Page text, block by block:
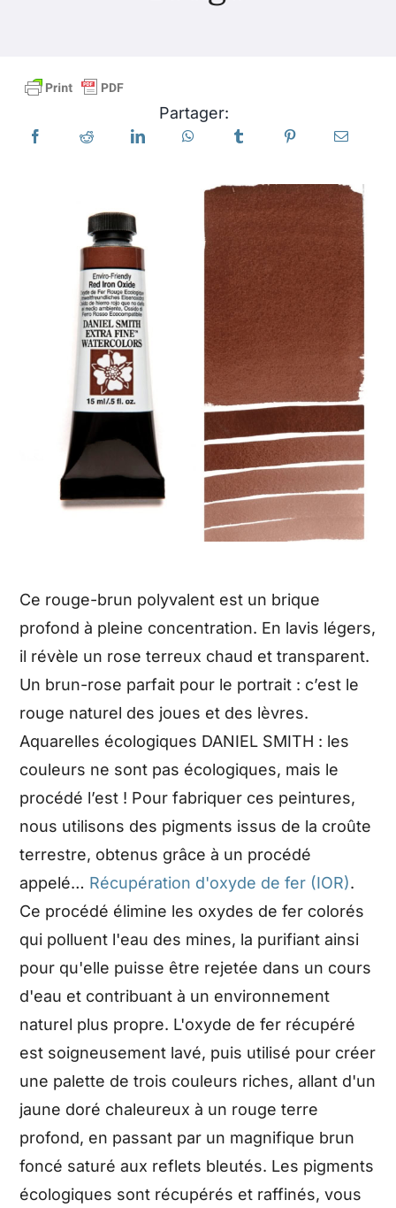
Ressources
Trouver un détaillant
Contactez-nous
S'abonner
Partager:
Ce rouge-brun polyvalent est un brique
profond à pleine concentration. En lavis légers,
il révèle un rose terreux chaud et transparent.
Un brun-rose parfait pour le portrait : c’est le
rouge naturel des joues et des lèvres.
Aquarelles écologiques DANIEL SMITH : les
couleurs ne sont pas écologiques, mais le
procédé l’est ! Pour fabriquer ces peintures,
nous utilisons des pigments issus de la croûte
terrestre, obtenus grâce à un procédé
appelé… Récupération d'oxyde de fer (IOR).
Ce procédé élimine les oxydes de fer colorés
qui polluent l'eau des mines, la purifiant ainsi
pour qu'elle puisse être rejetée dans un cours
d'eau et contribuant à un environnement
naturel plus propre. L'oxyde de fer récupéré
est soigneusement lavé, puis utilisé pour créer
une palette de trois couleurs riches, allant d'un
jaune doré chaleureux à un rouge terre
profond, en passant par un magnifique brun
foncé saturé aux reflets bleutés. Les pigments
écologiques sont récupérés et raffinés, vous